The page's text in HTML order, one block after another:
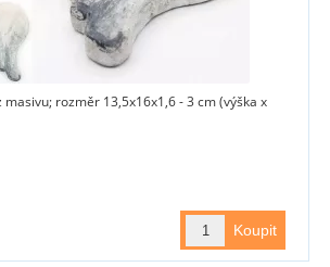
rozměr 13,5x16x1,6 - 3 cm (výška x